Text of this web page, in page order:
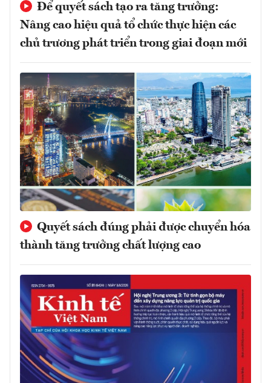
Để quyết sách tạo ra tăng trưởng:
Nâng cao hiệu quả tổ chức thực hiện các
chủ trương phát triển trong giai đoạn mới
Quyết sách đúng phải được chuyển hóa
thành tăng trưởng chất lượng cao